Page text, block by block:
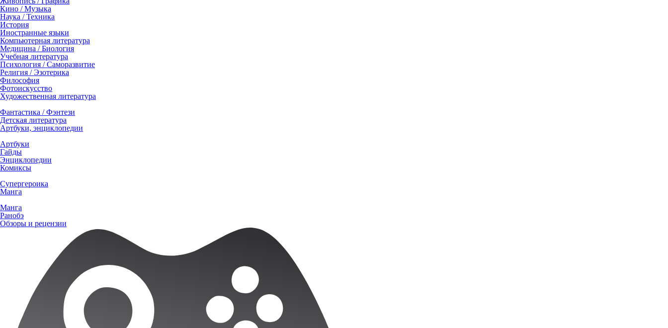
Кино / Музыка
Наука / Техника
История
Иностранные языки
Компьютерная литература
Медицина / Биология
Учебная литература
Психология / Саморазвитие
Религия / Эзотерика
Философия
Фотоискусство
Художественная литература
Фантастика / Фэнтези
Детская литература
Артбуки, энциклопедии
Артбуки
Гайды
Энциклопедии
Комиксы
Супергероика
Манга
Манга
Ранобэ
Обзоры и рецензии